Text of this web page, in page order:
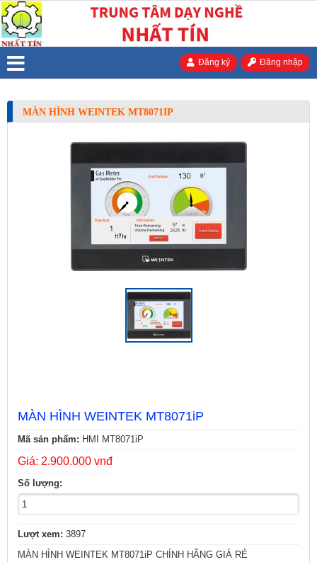
Đăng ký Đăng nhập
MÀN HÌNH WEINTEK MT8071IP
MÀN HÌNH WEINTEK MT8071iP
Mã sản phẩm: HMI MT8071iP
Giá: 2.900.000 vnđ
Số lượng:
Lượt xem: 3897
MÀN HÌNH WEINTEK MT8071iP CHÍNH HÃNG GIÁ RẺ